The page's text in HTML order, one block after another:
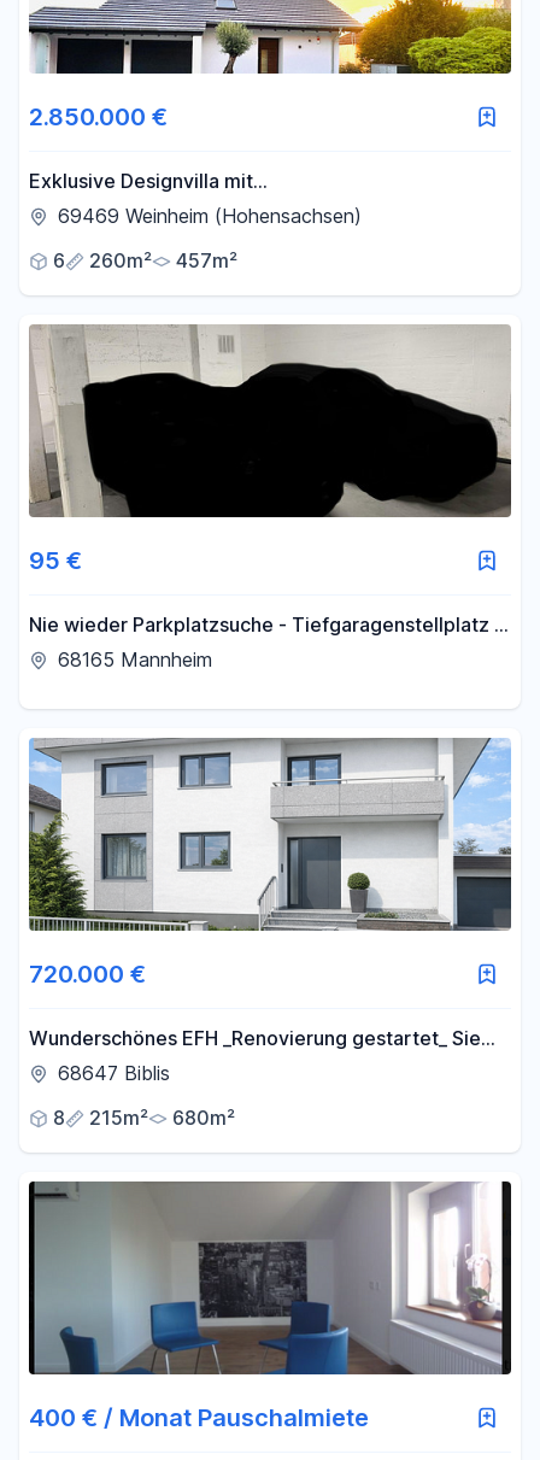
2.850.000 €
Exklusive Designvilla mit
Panoramablick+Einliegerwohnung – Luxus, der
69469 Weinheim (Hohensachsen)
6
260m² 457m²
95 €
Nie wieder Parkplatzsuche - Tiefgaragenstellplatz in
Schwetzingerstadt
68165 Mannheim
720.000 €
Wunderschönes EFH _Renovierung gestartet_ Sie
möchten mitgestalten ? >JETZT SOFORT MELDEN<
68647 Biblis
8
215m² 680m²
400 € / Monat Pauschalmiete